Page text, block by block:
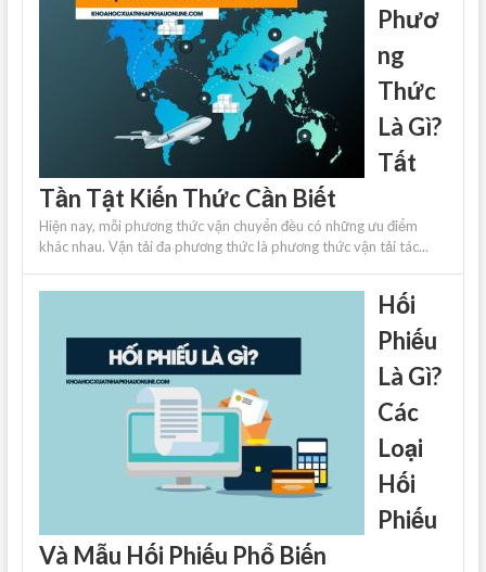
Phươ
ng
Thức
Là Gì?
Tất
Tần Tật Kiến Thức Cần Biết
Hiện nay, mỗi phương thức vận chuyển đều có những ưu điểm
khác nhau. Vận tải đa phương thức là phương thức vận tải tác...
Hối
Phiếu
Là Gì?
Các
Loại
Hối
Phiếu
Và Mẫu Hối Phiếu Phổ Biến